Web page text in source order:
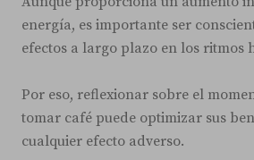
energía, es importante ser
efectos a largo plazo en los ritmos
Por eso, reflexionar sobre el
tomar café puede optimizar sus
cualquier efecto adverso.